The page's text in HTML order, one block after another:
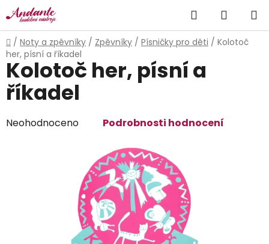
Přejít
na
obsah
Hledat
KOŠÍK
Domů
/ Noty a zpěvníky / Zpěvníky / Písničky pro děti / Kolotoč
her, písní a říkadel
Kolotoč her, písní a
říkadel
Průměrné
Neohodnoceno Podrobnosti hodnocení